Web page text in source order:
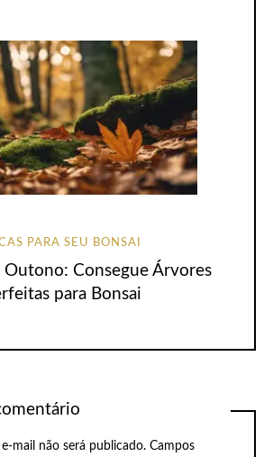
PARA SEU BONSAI
Outono: Consegue Árvores
para Bonsai
mail não será publicado. Campos